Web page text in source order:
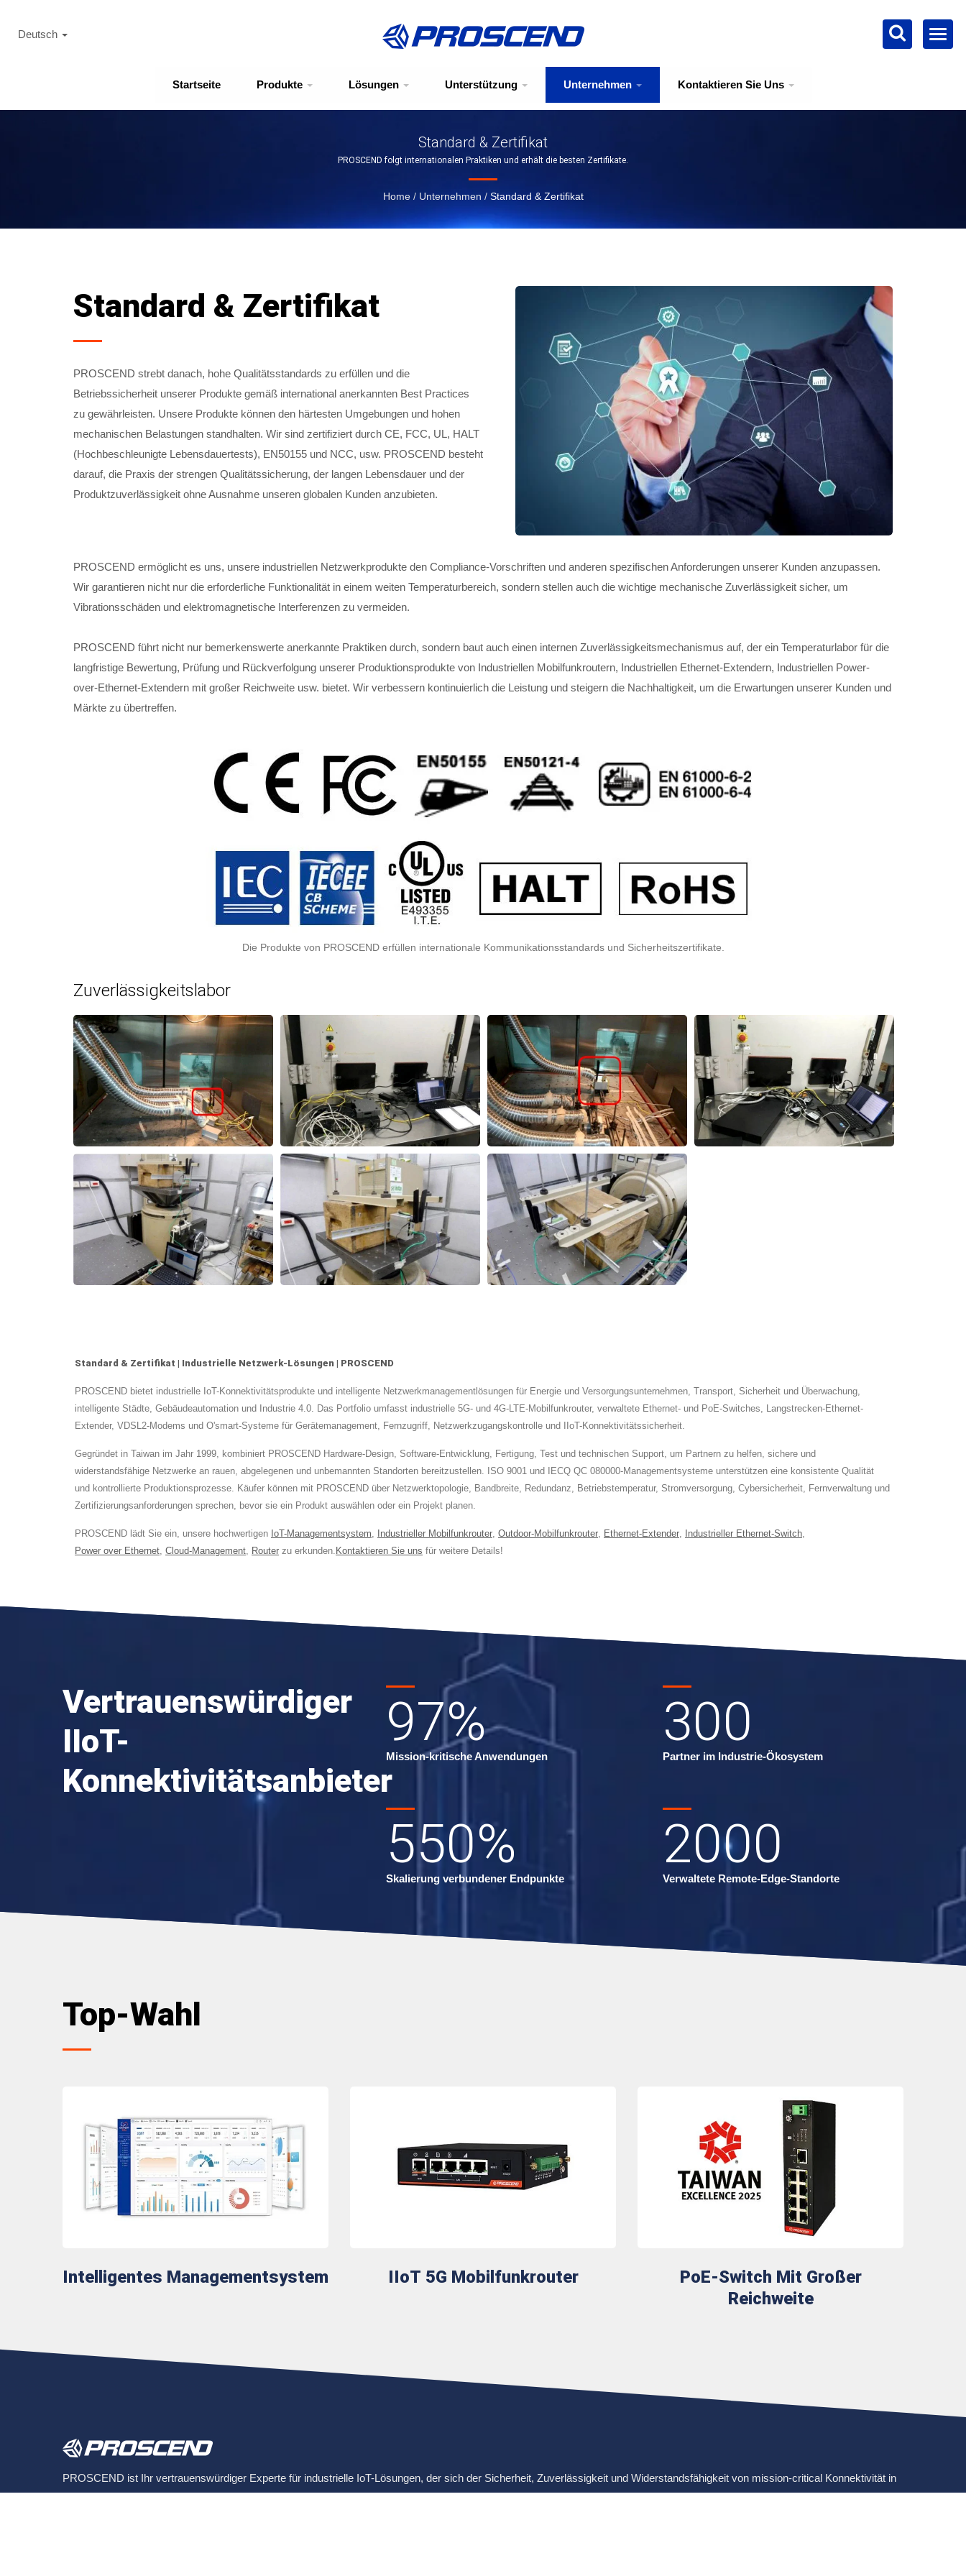
Startseite Produkte Lösungen Unterstützung Unternehmen Kontaktieren Sie Uns
Deutsch
Standard & Zertifikat
PROSCEND folgt internationalen Praktiken und erhält die besten Zertifikate.
Home / Unternehmen / Standard & Zertifikat
Standard & Zertifikat
PROSCEND strebt danach, hohe Qualitätsstandards zu erfüllen und die
Betriebssicherheit unserer Produkte gemäß international anerkannten Best Practices
zu gewährleisten. Unsere Produkte können den härtesten Umgebungen und hohen
mechanischen Belastungen standhalten. Wir sind zertifiziert durch CE, FCC, UL, HALT
(Hochbeschleunigte Lebensdauertests), EN50155 und NCC, usw. PROSCEND besteht
darauf, die Praxis der strengen Qualitätssicherung, der langen Lebensdauer und der
Produktzuverlässigkeit ohne Ausnahme unseren globalen Kunden anzubieten.
PROSCEND ermöglicht es uns, unsere industriellen Netzwerkprodukte den Compliance-Vorschriften und anderen spezifischen Anforderungen unserer Kunden anzupassen.
Wir garantieren nicht nur die erforderliche Funktionalität in einem weiten Temperaturbereich, sondern stellen auch die wichtige mechanische Zuverlässigkeit sicher, um
Vibrationsschäden und elektromagnetische Interferenzen zu vermeiden.
PROSCEND führt nicht nur bemerkenswerte anerkannte Praktiken durch, sondern baut auch einen internen Zuverlässigkeitsmechanismus auf, der ein Temperaturlabor für die
langfristige Bewertung, Prüfung und Rückverfolgung unserer Produktionsprodukte von Industriellen Mobilfunkroutern, Industriellen Ethernet-Extendern, Industriellen Power-
over-Ethernet-Extendern mit großer Reichweite usw. bietet. Wir verbessern kontinuierlich die Leistung und steigern die Nachhaltigkeit, um die Erwartungen unserer Kunden und
Märkte zu übertreffen.
Die Produkte von PROSCEND erfüllen internationale Kommunikationsstandards und Sicherheitszertifikate.
Zuverlässigkeitslabor
Standard & Zertifikat | Industrielle Netzwerk-Lösungen | PROSCEND
PROSCEND bietet industrielle IoT-Konnektivitätsprodukte und intelligente Netzwerkmanagementlösungen für Energie und Versorgungsunternehmen, Transport, Sicherheit und Überwachung,
intelligente Städte, Gebäudeautomation und Industrie 4.0. Das Portfolio umfasst industrielle 5G- und 4G-LTE-Mobilfunkrouter, verwaltete Ethernet- und PoE-Switches, Langstrecken-Ethernet-
Extender, VDSL2-Modems und O'smart-Systeme für Gerätemanagement, Fernzugriff, Netzwerkzugangskontrolle und IIoT-Konnektivitätssicherheit.
Gegründet in Taiwan im Jahr 1999, kombiniert PROSCEND Hardware-Design, Software-Entwicklung, Fertigung, Test und technischen Support, um Partnern zu helfen, sichere und
widerstandsfähige Netzwerke an rauen, abgelegenen und unbemannten Standorten bereitzustellen. ISO 9001 und IECQ QC 080000-Managementsysteme unterstützen eine konsistente Qualität
und kontrollierte Produktionsprozesse. Käufer können mit PROSCEND über Netzwerktopologie, Bandbreite, Redundanz, Betriebstemperatur, Stromversorgung, Cybersicherheit, Fernverwaltung und
Zertifizierungsanforderungen sprechen, bevor sie ein Produkt auswählen oder ein Projekt planen.
PROSCEND lädt Sie ein, unsere hochwertigen IoT-Managementsystem Industrieller Mobilfunkrouter Outdoor-Mobilfunkrouter Ethernet-Extender Industrieller Ethernet-Switch
Power over Ethernet Cloud-Management Router zu erkunden. Kontaktieren Sie uns für weitere Details!
Vertrauenswürdiger
IIoT-
Konnektivitätsanbieter
97%
Mission-kritische Anwendungen
300
Partner im Industrie-Ökosystem
550%
Skalierung verbundener Endpunkte
2000
Verwaltete Remote-Edge-Standorte
Top-Wahl
Intelligentes Managementsystem IIoT 5G Mobilfunkrouter
PoE-Switch Mit Großer
Reichweite
PROSCEND ist Ihr vertrauenswürdiger Experte für industrielle IoT-Lösungen, der sich der Sicherheit, Zuverlässigkeit und Widerstandsfähigkeit von mission-critical Konnektivität in